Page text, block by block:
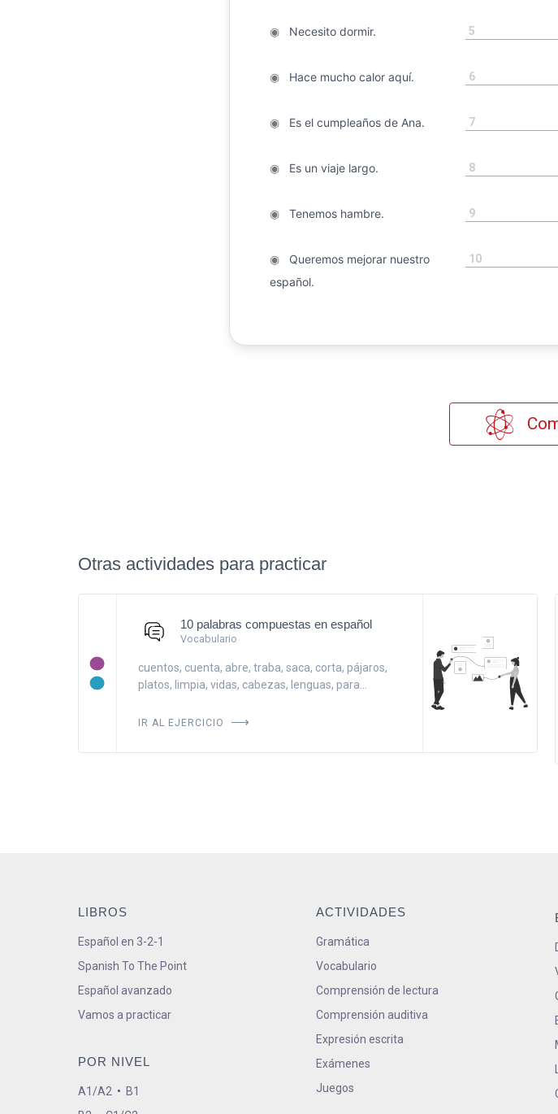
◉Necesito dormir.
◉Hace mucho calor aquí.
◉Es el cumpleaños de Ana.
◉Es un viaje largo.
◉Tenemos hambre.
◉Queremos mejorar nuestro
español.
5
6
7
8
9
10
Otras actividades para practicar
10 palabras compuestas en español
Vocabulario
cuentos, cuenta, abre, traba, saca, corta, pájaros,
platos, limpia, vidas, cabezas, lenguas, para...
IR AL EJERCICIO
LIBROS
Español en 3-2-1
Spanish To The Point
Español avanzado
Vamos a practicar
POR NIVEL
A1/A2 • B1
ACTIVIDADES
Gramática
Vocabulario
Comprensión de lectura
Comprensión auditiva
Expresión escrita
Exámenes
Juegos